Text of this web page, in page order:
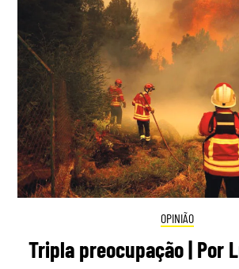
OPINIÃO
Tripla preocupação | Por